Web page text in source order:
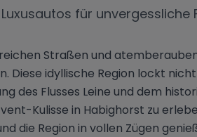
für unvergessliche
Straßen und
Diese idyllische Region lockt
Flusses Leine und dem
Kulisse in Habighorst zu
Region in vollen Zügen